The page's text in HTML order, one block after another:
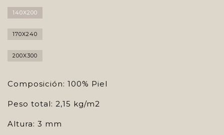
140X200
170X240
200X300
Composición: 100% Piel
Peso total: 2,15 kg/m2
Altura: 3 mm